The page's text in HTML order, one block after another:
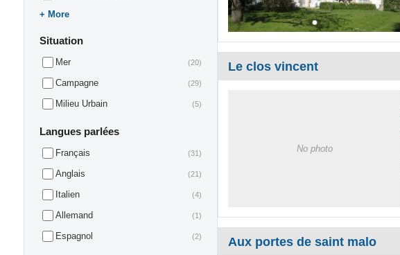
More
Situation
Mer (20)
Campagne (29)
Milieu Urbain (5)
Langues parlées
Français (31)
Anglais (21)
Italien (4)
Allemand (1)
Espagnol (2)
Le clos vincent
No photo
Aux portes de saint malo